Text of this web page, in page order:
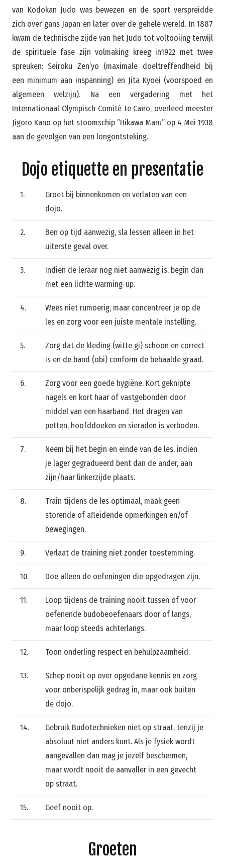
van Kodokan Judo was bewezen en de sport verspreidde
zich over gans Japan en later over de gehele wereld. In 1887
kwam de technische zijde van het Judo tot voltooiing terwijl
de spirituele fase zijn volmaking kreeg in1922 met twee
spreuken: Seiroku Zen’yo (maximale doeltreffendheid bij
een minimum aan inspanning) en Jita Kyoei (voorspoed en
algemeen welzijn). Na een vergadering met het
Internationaal Olympisch Comité te Caïro, overleed meester
Jigoro Kano op het stoomschip ”Hikawa Maru” op 4 Mei 1938
aan de gevolgen van een longontsteking.
Dojo etiquette en presentatie
1.
Groet bij binnenkomen en verlaten van een
dojo.
2.
Ben op tijd aanwezig, sla lessen alleen in het
uiterste geval over.
3.
Indien de leraar nog niet aanwezig is, begin dan
met een lichte warming-up.
4.
Wees niet rumoerig, maar concentreer je op de
les en zorg voor een juiste mentale instelling.
5.
Zorg dat de kleding (witte gi) schoon en correct
is en de band (obi) conform de behaalde graad.
6.
Zorg voor een goede hygiëne. Kort geknipte
nagels en kort haar of vastgebonden door
middel van een haarband. Het dragen van
petten, hoofddoeken en sieraden is verboden.
7.
Neem bij het begin en einde van de les, indien
je lager gegradueerd bent dan de ander, aan
zijn/haar linkerzijde plaats.
8.
Train tijdens de les optimaal, maak geen
storende of afleidende opmerkingen en/of
bewegingen.
9. Verlaat de training niet zonder toestemming.
10. Doe alleen de oefeningen die opgedragen zijn.
11.
Loop tijdens de training nooit tussen of voor
oefenende budobeoefenaars door of langs,
maar loop steeds achterlangs.
12. Toon onderling respect en behulpzaamheid.
13.
Schep nooit op over opgedane kennis en zorg
voor onberispelijk gedrag in, maar ook buiten
de dojo.
14.
Gebruik Budotechnieken niet op straat, tenzij je
absoluut niet anders kunt. Als je fysiek wordt
aangevallen dan mag je jezelf beschermen,
maar wordt nooit de aanvaller in een gevecht
op straat.
15. Geef nooit op.
Groeten